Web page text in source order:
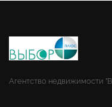
Агентство недвижимости